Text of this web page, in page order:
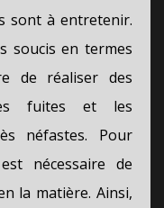
sont à entretenir.
soucis en termes
de réaliser des
fuites et les
néfastes. Pour
nécessaire de
la matière. Ainsi,